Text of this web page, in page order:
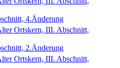
4.Änderung
2.Änderung